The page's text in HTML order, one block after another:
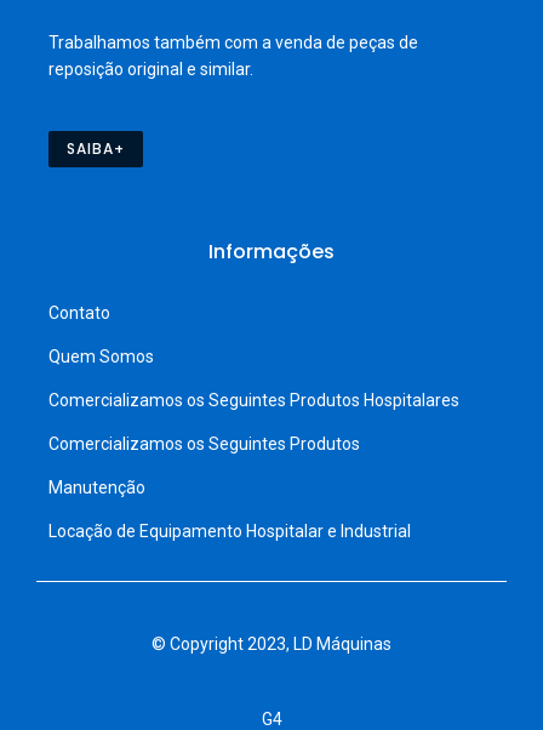
Trabalhamos também com a venda de peças de
reposição original e similar.
SAIBA+
Informações
Contato
Quem Somos
Comercializamos os Seguintes Produtos Hospitalares
Comercializamos os Seguintes Produtos
Manutenção
Locação de Equipamento Hospitalar e Industrial
© Copyright 2023, LD Máquinas
G4